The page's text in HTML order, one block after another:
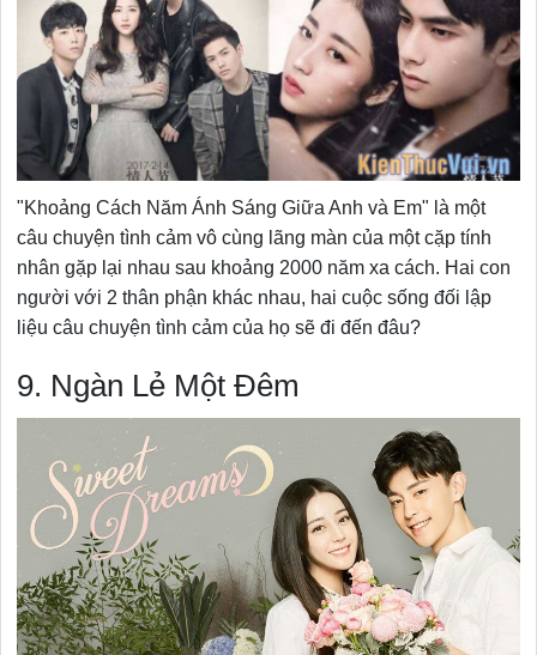
"Khoảng Cách Năm Ánh Sáng Giữa Anh và Em" là một
câu chuyện tình cảm vô cùng lãng màn của một cặp tính
nhân gặp lại nhau sau khoảng 2000 năm xa cách. Hai con
người với 2 thân phận khác nhau, hai cuộc sống đối lập
liệu câu chuyện tình cảm của họ sẽ đi đến đâu?
9. Ngàn Lẻ Một Đêm